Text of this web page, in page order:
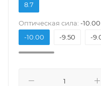
8.7
Оптическая сила: -10.00
-10.00
-9.50 -